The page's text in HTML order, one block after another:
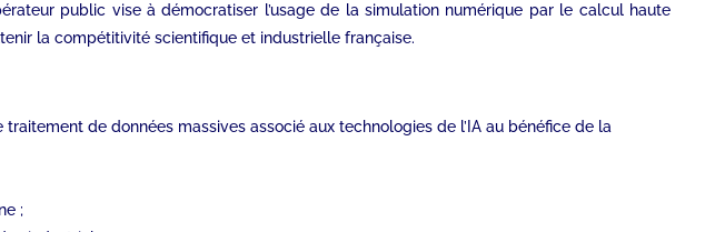
public vise à démocratiser l’usage de la simulation numérique par le calcul haute
la compétitivité scientifique et industrielle française.
de données massives associé aux technologies de l’IA au bénéfice de la
;